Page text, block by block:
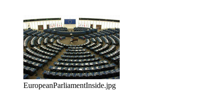
EuropeanParliamentInside.jpg